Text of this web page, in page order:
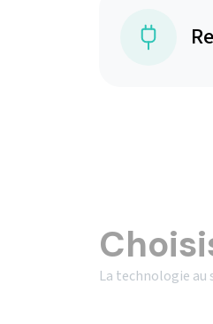
La technologie au